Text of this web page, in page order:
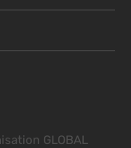
GLOBAL